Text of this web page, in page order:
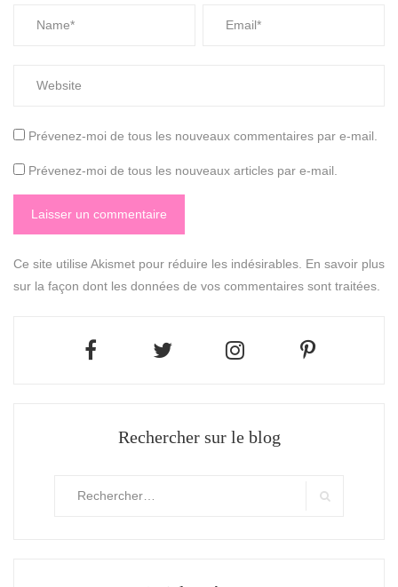
Prévenez-moi de tous les nouveaux commentaires par e-mail.
Prévenez-moi de tous les nouveaux articles par e-mail.
Ce site utilise Akismet pour réduire les indésirables. En savoir plus
sur la façon dont les données de vos commentaires sont traitées
Rechercher sur le blog